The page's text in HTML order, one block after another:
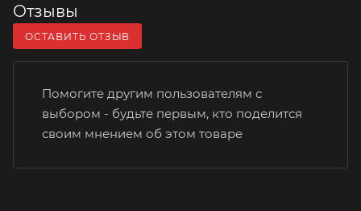
Отзывы
ОСТАВИТЬ ОТЗЫВ
Помогите другим пользователям с
выбором - будьте первым, кто поделится
своим мнением об этом товаре